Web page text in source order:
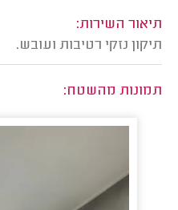
תיאור השירות:
תיקון נזקי רטיבות ועובש.
תמונות מהשטח: